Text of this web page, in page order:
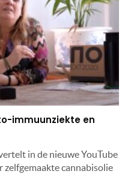
immuunziekte en
in de nieuwe YouTube
zelfgemaakte cannabisolie